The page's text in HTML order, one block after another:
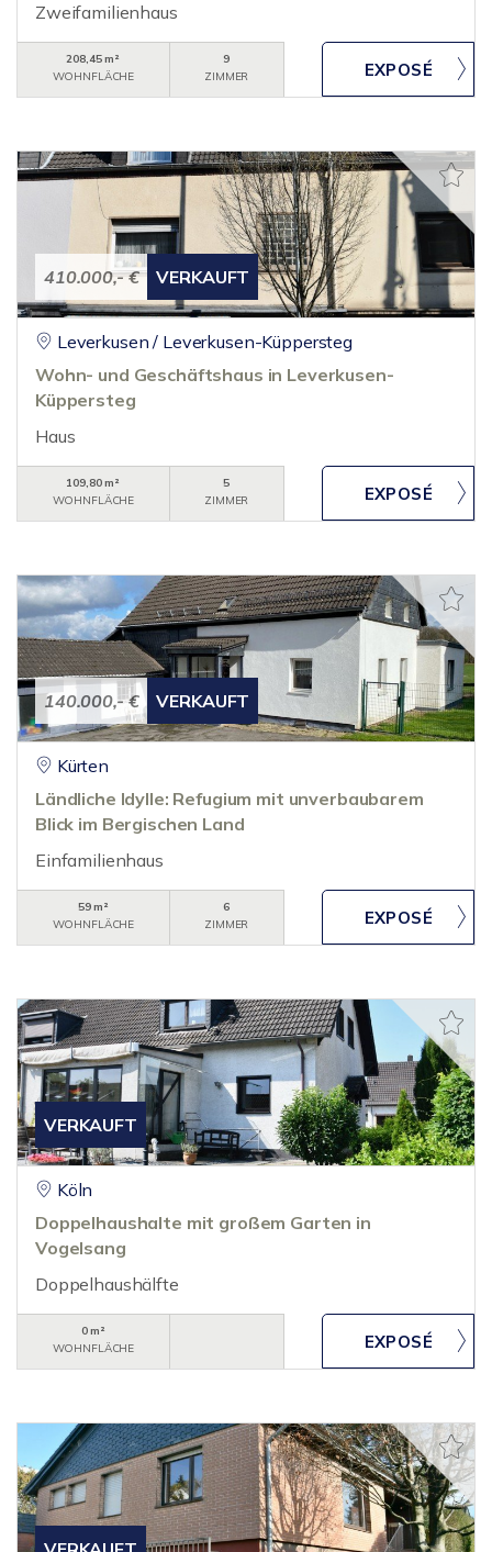
Zweifamilienhaus
208,45 m²
WOHNFLÄCHE
9
ZIMMER
410.000,- € VERKAUFT
Leverkusen / Leverkusen-Küppersteg
Wohn- und Geschäftshaus in Leverkusen-
Küppersteg
Haus
109,80 m²
WOHNFLÄCHE
5
ZIMMER
140.000,- € VERKAUFT
Kürten
Ländliche Idylle: Refugium mit unverbaubarem
Blick im Bergischen Land
Einfamilienhaus
59 m²
WOHNFLÄCHE
6
ZIMMER
VERKAUFT
Köln
Doppelhaushalte mit großem Garten in
Vogelsang
Doppelhaushälfte
0 m²
WOHNFLÄCHE